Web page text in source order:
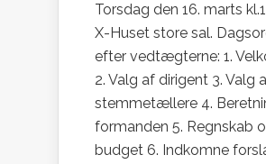
Torsdag den 16. marts
X-Huset store sal.
efter vedtægterne: 1.
2. Valg af dirigent 3. Valg
stemmetællere 4.
formanden 5. Regnskab
budget 6. Indkomne